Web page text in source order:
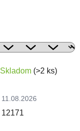
Skladom (>2 ks)
11.08.2026
12171